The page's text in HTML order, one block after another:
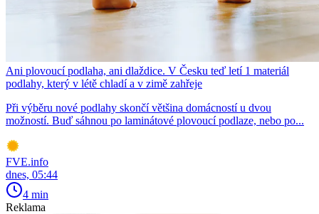
Ani plovoucí podlaha, ani dlaždice. V Česku teď letí 1 materiál
podlahy, který v létě chladí a v zimě zahřeje
Při výběru nové podlahy skončí většina domácností u dvou
možností. Buď sáhnou po laminátové plovoucí podlaze, nebo po...
FVE.info
dnes, 05:44
4 min
Reklama